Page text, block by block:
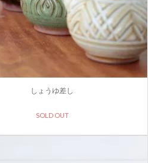
しょうゆ差し
SOLD OUT